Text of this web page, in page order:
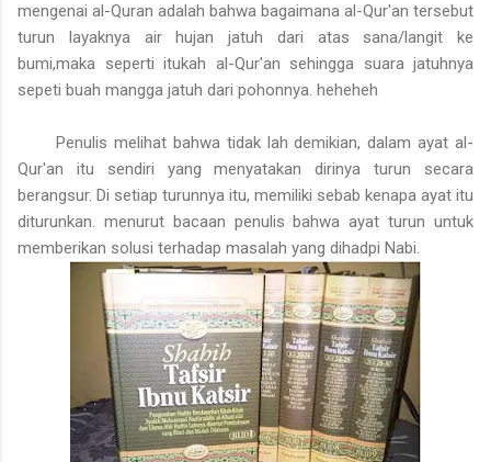
mengenai al-Quran adalah bahwa bagaimana al-Qur'an tersebut
turun layaknya air hujan jatuh dari atas sana/langit ke
bumi,maka seperti itukah al-Qur'an sehingga suara jatuhnya
sepeti buah mangga jatuh dari pohonnya. heheheh
Penulis melihat bahwa tidak lah demikian, dalam ayat al-
Qur'an itu sendiri yang menyatakan dirinya turun secara
berangsur. Di setiap turunnya itu, memiliki sebab kenapa ayat itu
diturunkan. menurut bacaan penulis bahwa ayat turun untuk
memberikan solusi terhadap masalah yang dihadpi Nabi.